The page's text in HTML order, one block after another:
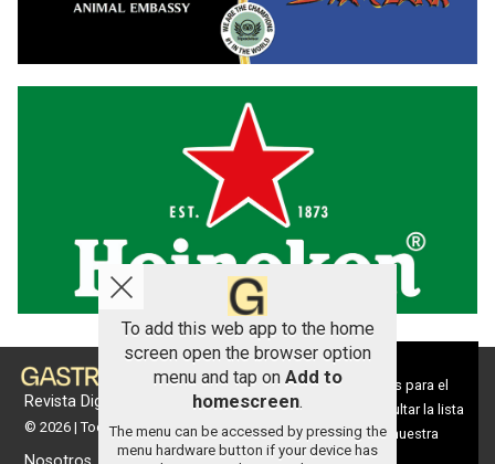
Revista Digital de gastronomía
© 2026 | Todos los derechos reservados
To add this web app to the home
screen open the browser option
menu and tap on Add to
homescreen.
The menu can be accessed by pressing the
menu hardware button if your device has
Aviso sobre el Uso de cookies:
Utilizamos cookies nuestras y de terceros para el
funcionamiento del digital. Puedes consultar la lista
de cookies y como desconectarlas. Ver nuestra
Política de Privacidad y Cookies